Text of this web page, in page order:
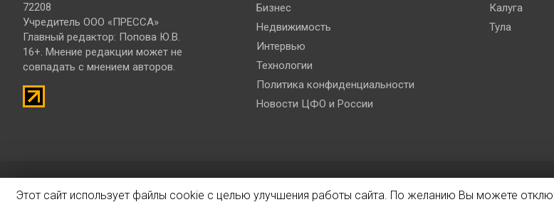
72208
Учредитель ООО «ПРЕССА»
Главный редактор: Попова Ю.В.
16+. Мнение редакции может не
совпадать с мнением авторов.
Бизнес
Недвижимость
Интервью
Технологии
Политика конфиденциальности
Новости ЦФО и России
Калуга
Тула
Этот сайт использует файлы cookie с целью улучшения работы сайта. По желанию Вы можете